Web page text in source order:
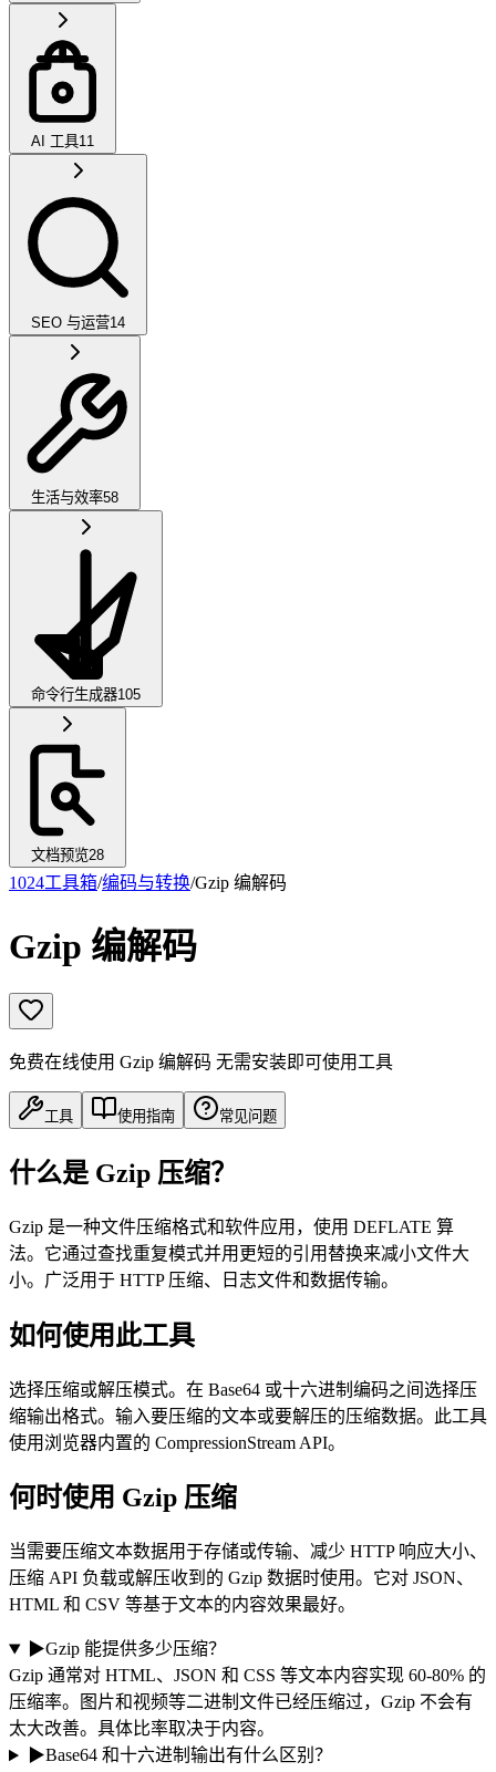
AI 工具11
SEO 与运营14
生活与效率58
命令行生成器105
文档预览28
1024工具箱/编码与转换/Gzip 编解码
Gzip 编解码
免费在线使用 Gzip 编解码 无需安装即可使用工具
工具 使用指南 常见问题
什么是 Gzip 压缩？
Gzip 是一种文件压缩格式和软件应用，使用 DEFLATE 算
法。它通过查找重复模式并用更短的引用替换来减小文件大
小。广泛用于 HTTP 压缩、日志文件和数据传输。
如何使用此工具
选择压缩或解压模式。在 Base64 或十六进制编码之间选择压
缩输出格式。输入要压缩的文本或要解压的压缩数据。此工具
使用浏览器内置的 CompressionStream API。
何时使用 Gzip 压缩
当需要压缩文本数据用于存储或传输、减少 HTTP 响应大小、
压缩 API 负载或解压收到的 Gzip 数据时使用。它对 JSON、
HTML 和 CSV 等基于文本的内容效果最好。
▶Gzip 能提供多少压缩？
Gzip 通常对 HTML、JSON 和 CSS 等文本内容实现 60-80% 的
压缩率。图片和视频等二进制文件已经压缩过，Gzip 不会有
太大改善。具体比率取决于内容。
▶Base64 和十六进制输出有什么区别？